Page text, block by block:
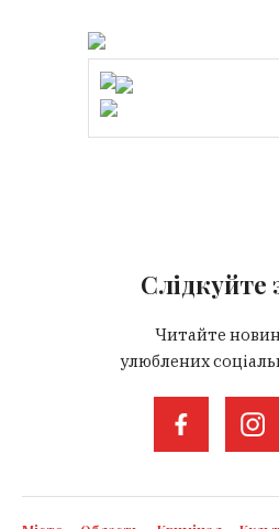
Слідкуйте
Читайте
улюблених